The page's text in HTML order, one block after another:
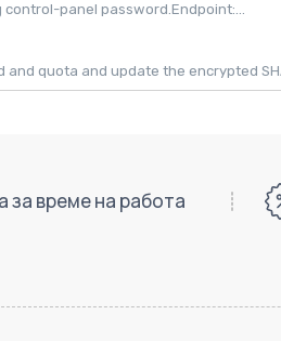
panel password.Endpoint:...
and quota and update the encrypted
за време на работа